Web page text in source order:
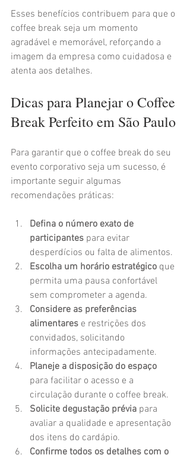
Esses benefícios contribuem para que o
coffee break seja um momento
agradável e memorável, reforçando a
imagem da empresa como cuidadosa e
atenta aos detalhes.
Dicas para Planejar o Coffee
Break Perfeito em São Paulo
Para garantir que o coffee break do seu
evento corporativo seja um sucesso, é
importante seguir algumas
recomendações práticas:
Defina o número exato de
participantes para evitar
desperdícios ou falta de alimentos.
Escolha um horário estratégico que
permita uma pausa confortável
sem comprometer a agenda.
Considere as preferências
alimentares e restrições dos
convidados, solicitando
informações antecipadamente.
Planeje a disposição do espaço
para facilitar o acesso e a
circulação durante o coffee break.
Solicite degustação prévia para
avaliar a qualidade e apresentação
dos itens do cardápio.
Confirme todos os detalhes com o